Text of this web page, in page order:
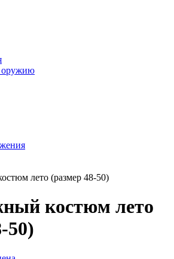
оружию
лето (размер 48-50)
костюм лето
50)